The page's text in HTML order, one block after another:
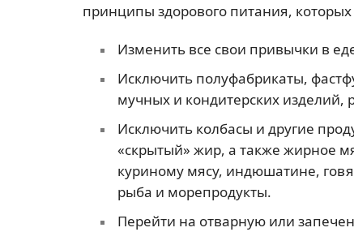
принципы здорового питания,
Изменить все свои привычки в
Исключить полуфабрикаты,
мучных и кондитерских изделий,
Исключить колбасы и другие
«скрытый» жир, а также жирное
куриному мясу, индюшатине,
рыба и морепродукты.
Перейти на отварную или